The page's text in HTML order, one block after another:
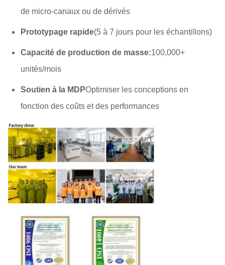
de micro-canaux ou de dérivés
Prototypage rapide(5 à 7 jours pour les échantillons)
Capacité de production de masse:100,000+
unités/mois
Soutien à la MDPOptimiser les conceptions en
fonction des coûts et des performances